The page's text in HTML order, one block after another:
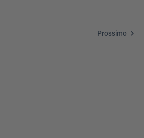
Prossimo